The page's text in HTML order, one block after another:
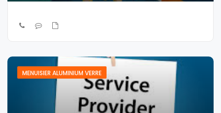
MENUISIER ALUMINIUM VERRE